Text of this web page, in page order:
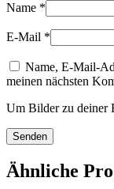
Name *
E-Mail *
Name, E-Mail-
meinen nächsten
Um Bilder zu deiner
Ähnliche